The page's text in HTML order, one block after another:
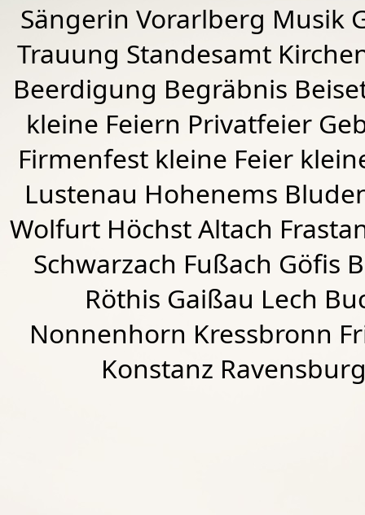
Sängerin Vorarlberg Musik
Trauung Standesamt
Beerdigung Begräbnis
kleine Feiern Privatfeier
Firmenfest kleine Feier
Lustenau Hohenems
Wolfurt HöchstAltach
Schwarzach Fußach Göfis
Röthis Gaißau Lech
Nonnenhorn Kressbronn
Konstanz